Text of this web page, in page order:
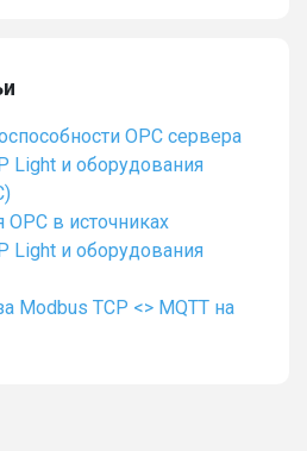
OPC сервера
Light и оборудования
OPC в источниках
Light и оборудования
Modbus TCP <> MQTT на